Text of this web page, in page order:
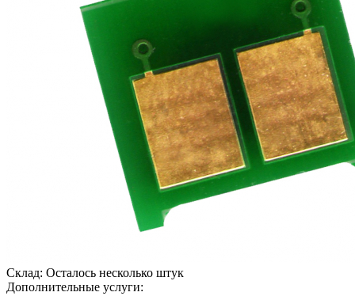
Склад: Осталось несколько штук
Дополнительные услуги: